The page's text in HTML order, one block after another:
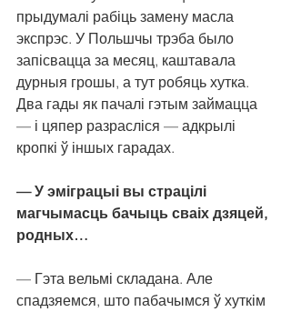
прыдумалі рабіць замену масла
экспрэс. У Польшчы трэба было
запісвацца за месяц, каштавала
дурныя грошы, а тут робяць хутка.
Два гады як пачалі гэтым займацца
— і цяпер разрасліся — адкрылі
кропкі ў іншых гарадах.
— У эміграцыі вы страцілі
магчымасць бачыць сваіх дзяцей,
родных…
— Гэта вельмі складана. Але
спадзяемся, што пабачымся ў хуткім